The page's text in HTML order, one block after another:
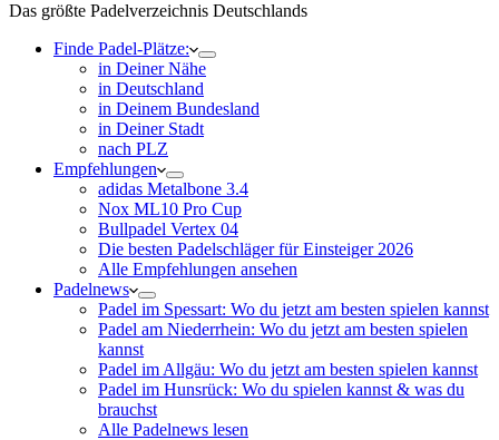
Das größte Padelverzeichnis Deutschlands
Finde Padel-Plätze:
in Deiner Nähe
in Deutschland
in Deinem Bundesland
in Deiner Stadt
nach PLZ
Empfehlungen
adidas Metalbone 3.4
Nox ML10 Pro Cup
Bullpadel Vertex 04
Die besten Padelschläger für Einsteiger 2026
Alle Empfehlungen ansehen
Padelnews
Padel im Spessart: Wo du jetzt am besten spielen kannst
Padel am Niederrhein: Wo du jetzt am besten spielen
kannst
Padel im Allgäu: Wo du jetzt am besten spielen kannst
Padel im Hunsrück: Wo du spielen kannst & was du
brauchst
Alle Padelnews lesen